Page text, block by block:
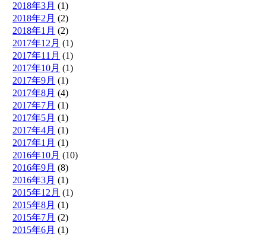
2018年3月 (1)
2018年2月 (2)
2018年1月 (2)
2017年12月 (1)
2017年11月 (1)
2017年10月 (1)
2017年9月 (1)
2017年8月 (4)
2017年7月 (1)
2017年5月 (1)
2017年4月 (1)
2017年1月 (1)
2016年10月 (10)
2016年9月 (8)
2016年3月 (1)
2015年12月 (1)
2015年8月 (1)
2015年7月 (2)
2015年6月 (1)